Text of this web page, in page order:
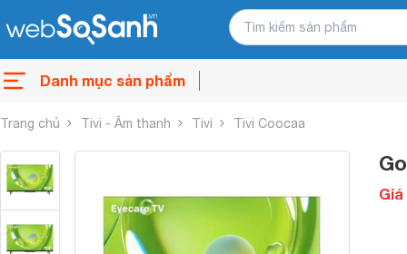
Danh mục sản phẩm
Trang chủ Tivi - Âm thanh Tivi Tivi Coocaa
Giá